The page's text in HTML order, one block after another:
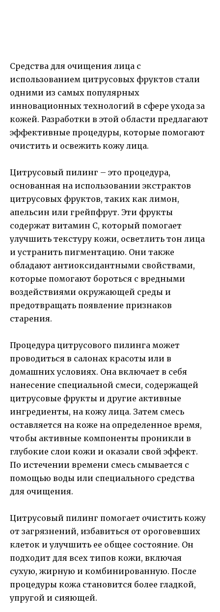
Средства для очищения лица с
использованием цитрусовых фруктов стали
одними из самых популярных
инновационных технологий в сфере ухода за
кожей. Разработки в этой области предлагают
эффективные процедуры, которые помогают
очистить и освежить кожу лица.
Цитрусовый пилинг – это процедура,
основанная на использовании экстрактов
цитрусовых фруктов, таких как лимон,
апельсин или грейпфрут. Эти фрукты
содержат витамин С, который помогает
улучшить текстуру кожи, осветлить тон лица
и устранить пигментацию. Они также
обладают антиоксидантными свойствами,
которые помогают бороться с вредными
воздействиями окружающей среды и
предотвращать появление признаков
старения.
Процедура цитрусового пилинга может
проводиться в салонах красоты или в
домашних условиях. Она включает в себя
нанесение специальной смеси, содержащей
цитрусовые фрукты и другие активные
ингредиенты, на кожу лица. Затем смесь
оставляется на коже на определенное время,
чтобы активные компоненты проникли в
глубокие слои кожи и оказали свой эффект.
По истечении времени смесь смывается с
помощью воды или специального средства
для очищения.
Цитрусовый пилинг помогает очистить кожу
от загрязнений, избавиться от ороговевших
клеток и улучшить ее общее состояние. Он
подходит для всех типов кожи, включая
сухую, жирную и комбинированную. После
процедуры кожа становится более гладкой,
упругой и сияющей.